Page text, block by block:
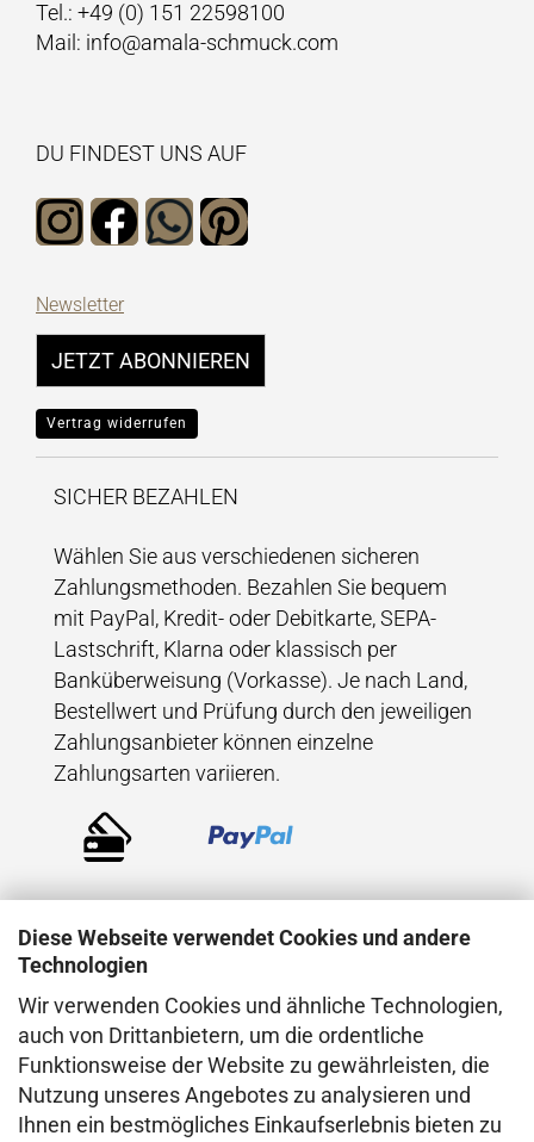
Diese Webseite verwendet Cookies und andere
Technologien
Wir verwenden Cookies und ähnliche Technologien,
auch von Drittanbietern, um die ordentliche
Funktionsweise der Website zu gewährleisten, die
Nutzung unseres Angebotes zu analysieren und
Ihnen ein bestmögliches Einkaufserlebnis bieten zu
Tel.: +49 (0) 151 22598100
Mail: info@amala-schmuck.com
DU FINDEST UNS AUF
Newsletter
JETZT ABONNIEREN
Vertrag widerrufen
SICHER BEZAHLEN
Wählen Sie aus verschiedenen sicheren
Zahlungsmethoden. Bezahlen Sie bequem
mit PayPal, Kredit- oder Debitkarte, SEPA-
Lastschrift, Klarna oder klassisch per
Banküberweisung (Vorkasse). Je nach Land,
Bestellwert und Prüfung durch den jeweiligen
Zahlungsanbieter können einzelne
Zahlungsarten variieren.
VERSAND
Der Versand erfolgt direkt aus dem Atelier in
Konstanz (Deutschland), in der Regel mit